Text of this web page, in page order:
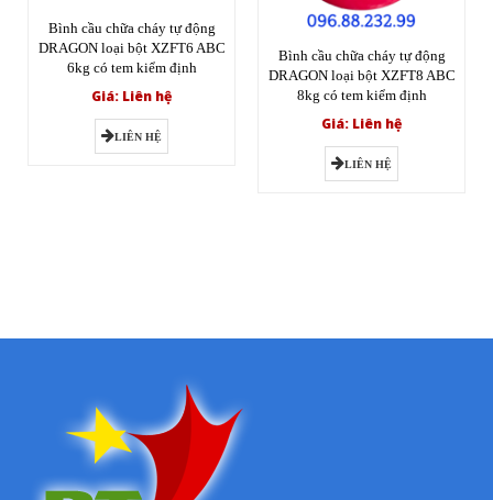
Bình cầu chữa cháy tự động
DRAGON loại bột XZFT6 ABC
6kg có tem kiểm định
Giá: Liên hệ
LIÊN HỆ
Bình cầu chữa cháy tự động
DRAGON loại bột XZFT8 ABC
8kg có tem kiểm định
Giá: Liên hệ
LIÊN HỆ